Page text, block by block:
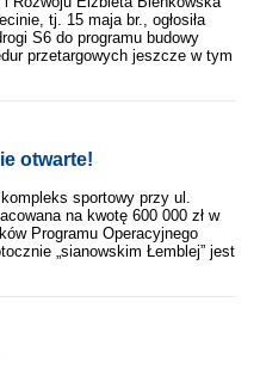
tj. 15 maja br., ogłosiła
S6 do programu budowy
przetargowych jeszcze w tym
otwarte!
sportowy przy ul.
na kwotę 600 000 zł w
Programu Operacyjnego
„sianowskim Łemblej” jest